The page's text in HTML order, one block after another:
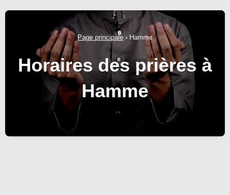
Page principale › Hamme
Horaires des prières à
Hamme